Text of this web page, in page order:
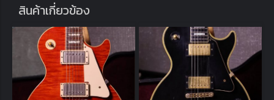
สินค้าเกี่ยวข้อง